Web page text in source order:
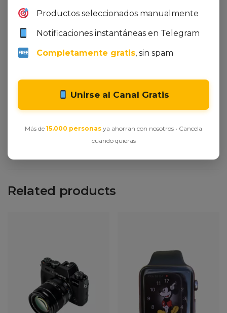
Integer et ornare lacus, id tristique lectus. In
Nulla ultrices at justo sed iaculis. Curabitur eget
egestas ante. Ut vel purus risus. Maecenas ornare
accumsan tortor.
Related products
Productos seleccionados manualmente
Notificaciones instantáneas en Telegram
Completamente gratis, sin spam
Unirse al Canal Gratis
Más de 15.000 personas ya ahorran con nosotros • Cancela
cuando quieras